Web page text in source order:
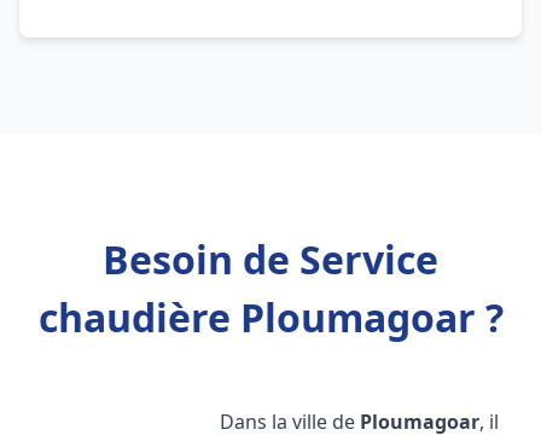
Besoin de Service
chaudière Ploumagoar ?
Dans la ville de Ploumagoar, il